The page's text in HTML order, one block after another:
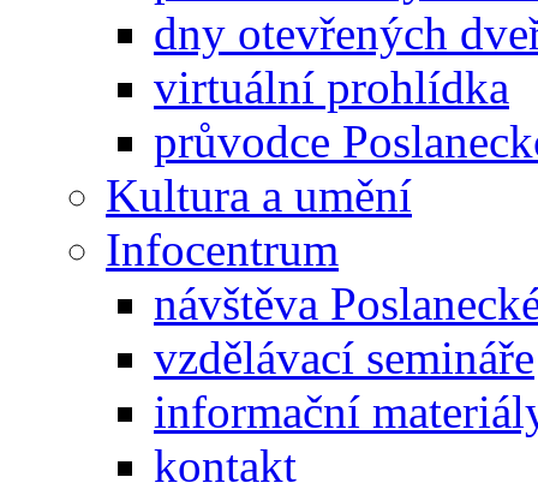
dny otevřených
virtuální prohlídka
průvodce
Kultura a umění
Infocentrum
návštěva
vzdělávací semináře
informační
kontakt